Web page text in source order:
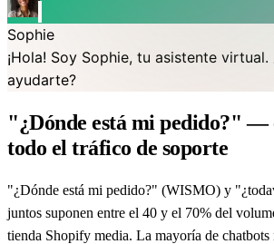
Sophie
¡Hola! Soy Sophie, tu asistente virtual.
ayudarte?
"¿Dónde está mi pedido?" —
todo el tráfico de soporte
"¿Dónde está mi pedido?" (WISMO) y
juntos suponen entre el 40 y el 70% del
tienda Shopify media. La mayoría de chatbots